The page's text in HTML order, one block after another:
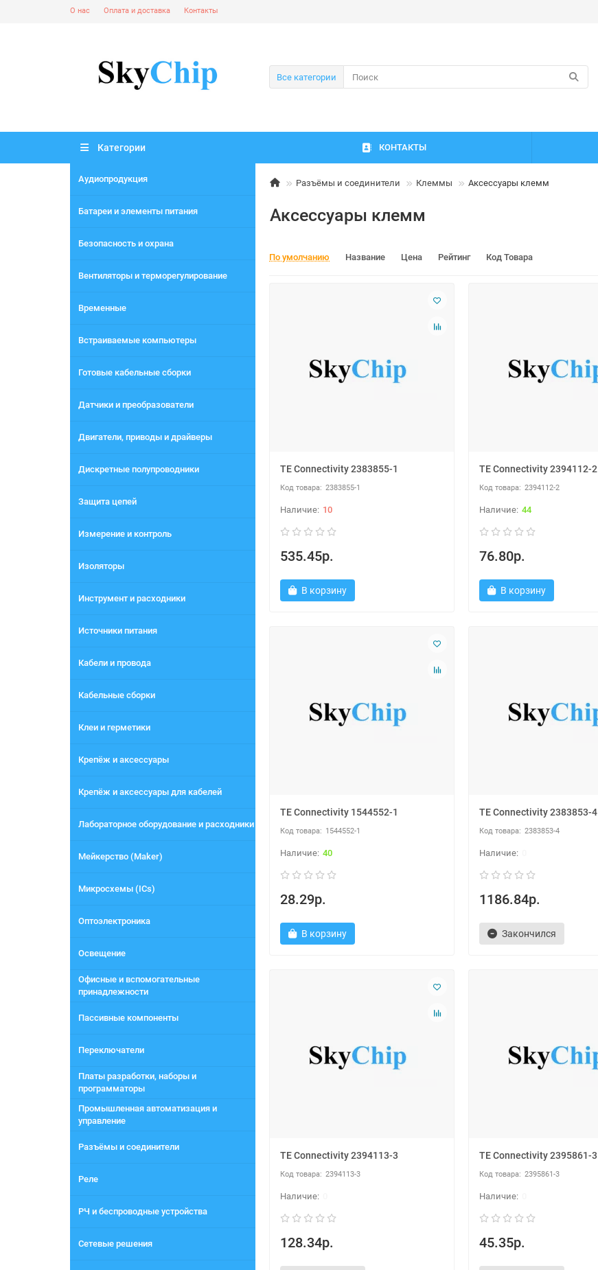
О нас Оплата и доставка Контакты
Все категории
Категории
Аудиопродукция
Батареи и элементы питания
Безопасность и охрана
Вентиляторы и терморегулирование
Временные
Встраиваемые компьютеры
Готовые кабельные сборки
Датчики и преобразователи
Двигатели, приводы и драйверы
Дискретные полупроводники
Защита цепей
Измерение и контроль
Изоляторы
Инструмент и расходники
Источники питания
Кабели и провода
Кабельные сборки
Клеи и герметики
Крепёж и аксессуары
Крепёж и аксессуары для кабелей
Лабораторное оборудование и расходники
Мейкерство (Maker)
Микросхемы (ICs)
Оптоэлектроника
Освещение
Офисные и вспомогательные
принадлежности
Пассивные компоненты
Переключатели
Платы разработки, наборы и
программаторы
Промышленная автоматизация и
управление
Разъёмы и соединители
Реле
РЧ и беспроводные устройства
Сетевые решения
КОНТАКТЫ
Разъёмы и соединители Клеммы Аксессуары клемм
Аксессуары клемм
По умолчанию Название Цена Рейтинг Код Товара
TE Connectivity 2383855-1
2383855-1
10
535.45р.
В корзину
TE Connectivity 2394112-2
2394112-2
44
76.80р.
В корзину
TE Connectivity 1544552-1
1544552-1
40
28.29р.
В корзину
TE Connectivity 2383853-4
2383853-4
1186.84р.
Закончился
TE Connectivity 2394113-3
2394113-3
128.34р.
TE Connectivity 2395861-3
2395861-3
45.35р.